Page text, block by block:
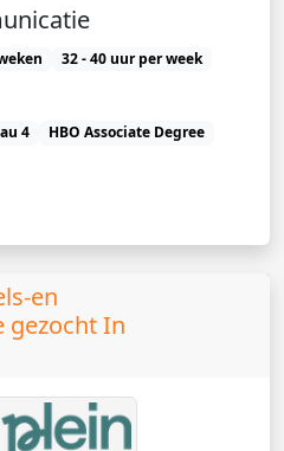
32 - 40 uur per week
4
HBO Associate Degree
en
gezocht In